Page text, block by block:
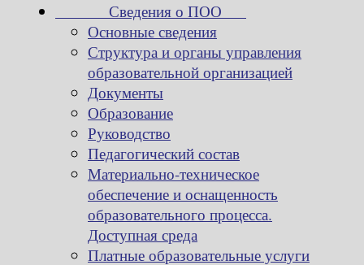
Сведения о ПОО
Основные сведения
Структура и органы управления
образовательной организацией
Документы
Образование
Руководство
Педагогический состав
Материально-техническое
обеспечение и оснащенность
образовательного процесса.
Доступная среда
Платные образовательные услуги